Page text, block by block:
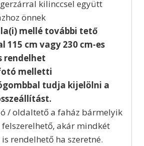
kilinccsel együtt
önnek
mellé további tető
115 cm vagy 230 cm-es
rendelhet
melletti
tudja kijelölni a
/ oldaltető a faház bármelyik
akár mindkét
rendelhető ha szeretné.